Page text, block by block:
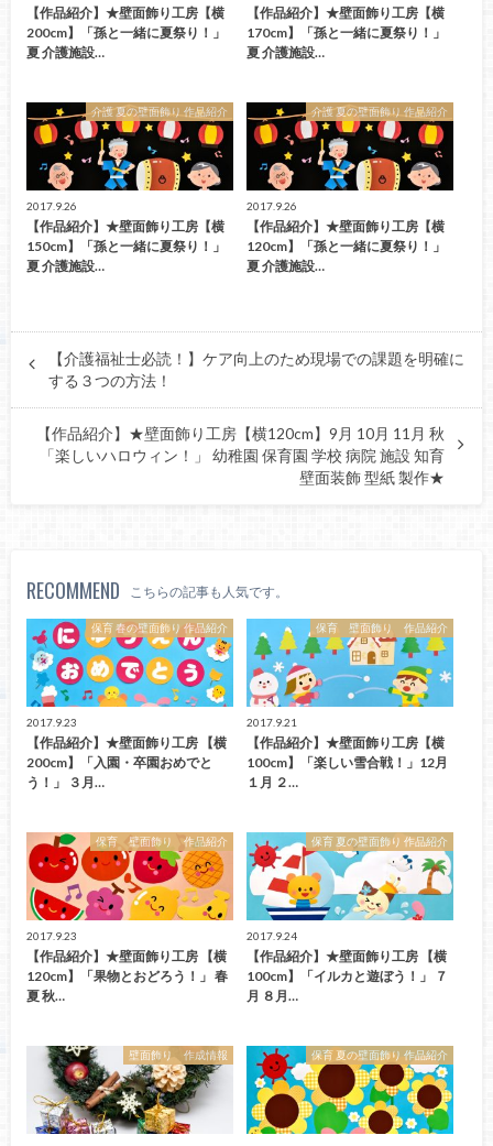
【作品紹介】★壁面飾り工房【横
200cm】「孫と一緒に夏祭り！」
夏 介護施設…
【作品紹介】★壁面飾り工房【横
170cm】「孫と一緒に夏祭り！」
夏 介護施設…
介護 夏の壁面飾り 作品紹介
2017.9.26
【作品紹介】★壁面飾り工房【横
150cm】「孫と一緒に夏祭り！」
夏 介護施設…
介護 夏の壁面飾り 作品紹介
2017.9.26
【作品紹介】★壁面飾り工房【横
120cm】「孫と一緒に夏祭り！」
夏 介護施設…
【介護福祉士必読！】ケア向上のため現場での課題を明確に
する３つの方法！
【作品紹介】★壁面飾り工房【横120cm】9月 10月 11月 秋
「楽しいハロウィン！」 幼稚園 保育園 学校 病院 施設 知育
壁面装飾 型紙 製作★
RECOMMEND こちらの記事も人気です。
保育 春の壁面飾り 作品紹介
2017.9.23
【作品紹介】★壁面飾り工房 【横
200cm】「入園・卒園おめでと
う！」 ３月…
保育 壁面飾り 作品紹介
2017.9.21
【作品紹介】★壁面飾り工房【横
100cm】「楽しい雪合戦！」12月
１月 ２…
保育 壁面飾り 作品紹介
2017.9.23
【作品紹介】★壁面飾り工房 【横
120cm】「果物とおどろう！」 春
夏 秋…
保育 夏の壁面飾り 作品紹介
2017.9.24
【作品紹介】★壁面飾り工房 【横
100cm】「イルカと遊ぼう！」 ７
月 ８月…
壁面飾り 作成情報 保育 夏の壁面飾り 作品紹介